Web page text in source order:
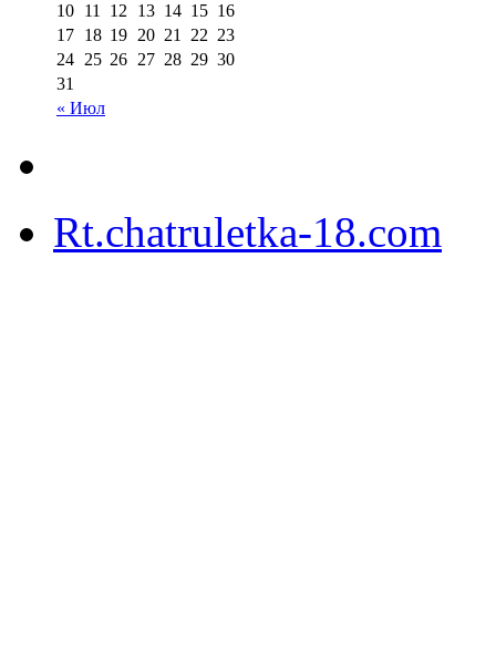
« Июл
10 11 12 13 14 15 16
17 18 19 20 21 22 23
24 25 26 27 28 29 30
31
Rt.chatruletka-18.com